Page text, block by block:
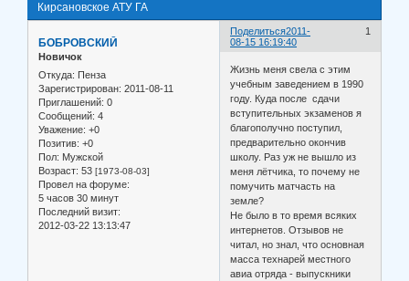
Кирсановское АТУ ГА
Поделиться 1
2011-
08-15 16:19:40
БОБРОВСКИЙ
Новичок
Откуда: Пенза
Зарегистрирован: 2011-08-11
Приглашений: 0
Сообщений: 4
Уважение: +0
Позитив: +0
Пол: Мужской
Возраст: 53 [1973-08-03]
Провел на форуме:
5 часов 30 минут
Последний визит:
2012-03-22 13:13:47
Жизнь меня свела с этим
учебным заведением в 1990
году. Куда после сдачи
вступительных экзаменов я
благополучно поступил,
предварительно окончив
школу. Раз уж не вышло из
меня лётчика, то почему не
помучить матчасть на
земле?
Не было в то время всяких
интернетов. Отзывов не
читал, но знал, что основная
масса технарей местного
авиа отряда - выпускники